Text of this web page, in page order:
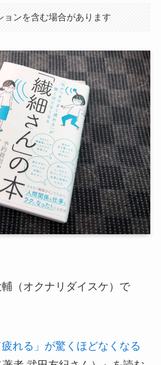
ョンを含む場合があります
（オクナリダイスケ）で
疲れる」が驚くほどなくなる